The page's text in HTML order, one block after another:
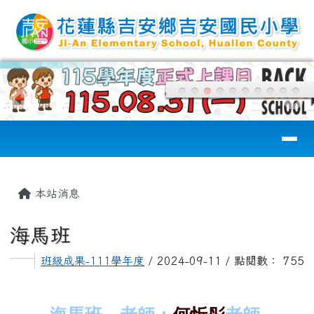
花蓮縣吉安國小
本站消息
海馬班
班級成果-111學年度 / 2024-09-11 / 點閱數： 755